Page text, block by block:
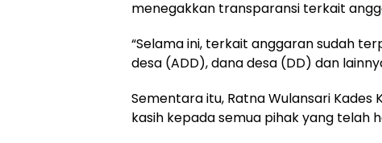
menegakkan transparansi terkait
“Selama ini, terkait anggaran sudah
desa (ADD), dana desa (DD) dan
Sementara itu, Ratna Wulansari
kasih kepada semua pihak yang telah